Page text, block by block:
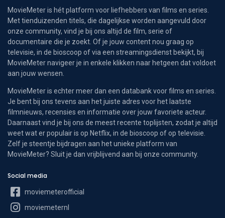
MovieMeter is hét platform voor liefhebbers van films en series.
Met tienduizenden titels, die dagelijkse worden aangevuld door
onze community, vind je bij ons altijd de film, serie of
documentaire die je zoekt. Of je jouw content nou graag op
televisie, in de bioscoop of via een streamingsdienst bekijkt, bij
MovieMeter navigeer je in enkele klikken naar hetgeen dat voldoet
aan jouw wensen.
MovieMeter is echter meer dan een databank voor films en series.
Je bent bij ons tevens aan het juiste adres voor het laatste
filmnieuws, recensies en informatie over jouw favoriete acteur.
Daarnaast vind je bij ons de meest recente toplijsten, zodat je altijd
weet wat er populair is op Netflix, in de bioscoop of op televisie.
Zelf je steentje bijdragen aan het unieke platform van
MovieMeter? Sluit je dan vrijblijvend aan bij onze community.
Social media
moviemeterofficial
moviemeternl